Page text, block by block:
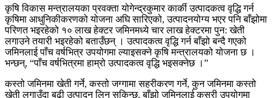
कृषि विकास मन्त्रालयका प्रवक्ता योगेन्द्रकुमार कार्की उत्पादकत्व वृद्धि गर्न
कृषिमा आधुनिकीकरणको योजना अघि सारिएको, उत्पादनयोग्य भएर पनि बाँझोमा
परिणत भइरहेको १० लाख हेक्टर जमिनमध्ये चार लाख हेक्टरमा पुन: खेती
लगाउने तयारी भइरहेको बताउँछन् । उत्पादकत्व वृद्धि गर्न बाँझो बन्दै गएको
जमिनलाई पाँच वर्षभित्र उपयोगमा ल्याइसक्ने कृषि मन्त्रालयको योजना छ ।
भन्छन्, “पाँच वर्षभित्रमा हाम्रो उत्पादकत्व वृद्धि भइसक्नेछ ।”
कस्तो जमिनमा खेती गर्ने, कस्तो जग्गामा सहरीकरण गर्ने, कुन जमिनमा कस्तो
खेती लगाउँदा बढी उत्पादन लिन सकिन्छ, बाँझो जमिनलाई कसरी उपयोगमा